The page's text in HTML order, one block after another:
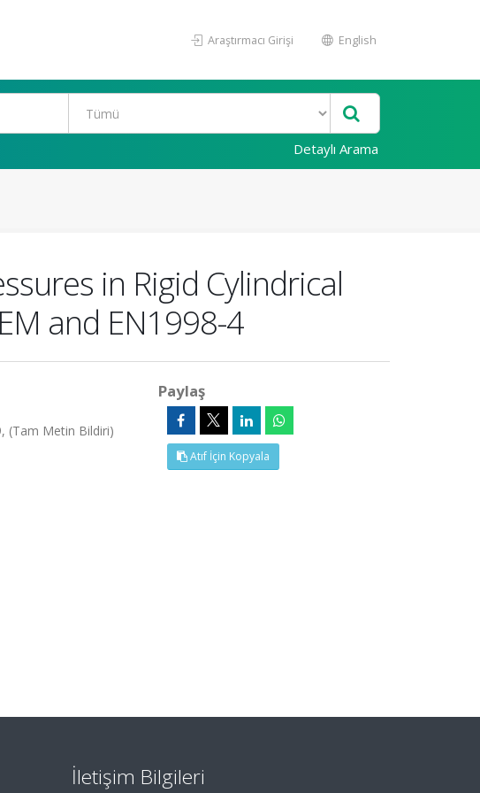
Araştırmacı Girişi English
Detaylı Arama
in Rigid Cylindrical
and EN1998-4
(Tam Metin Bildiri)
Paylaş
Atıf İçin Kopyala
İletişim Bilgileri